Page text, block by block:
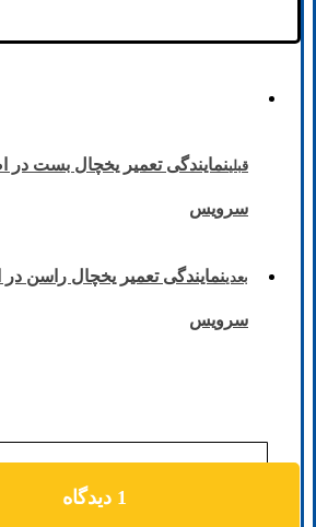
قبلینمایندگی تعمیر یخچال بست در
سرویس
بعدینمایندگی تعمیر یخچال راسن
سرویس
1 دیدگاه